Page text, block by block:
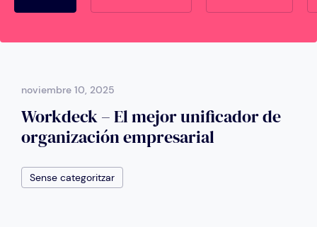
noviembre 10, 2025
Workdeck – El mejor unificador de
organización empresarial
Sense categoritzar